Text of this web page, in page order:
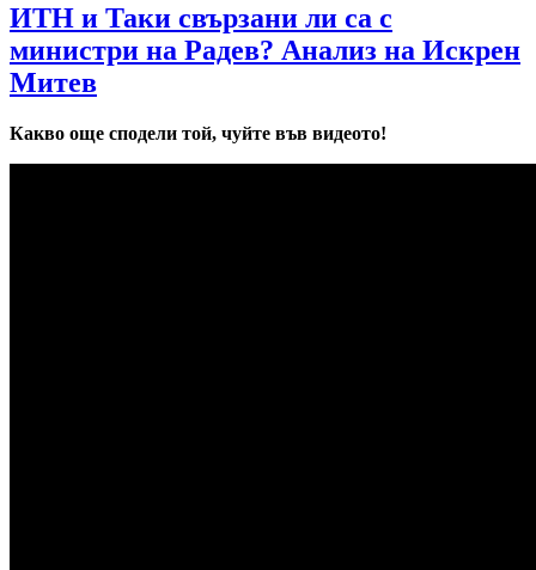
ИТН и Таки свързани ли са с
министри на Радев? Анализ на Искрен
Митев
Какво още сподели той, чуйте във видеото!